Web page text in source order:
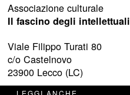
Associazione culturale
Il fascino degli intellettuali
Viale Filippo Turati 80
c/o Castelnovo
23900 Lecco (LC)
LEGGI ANCHE